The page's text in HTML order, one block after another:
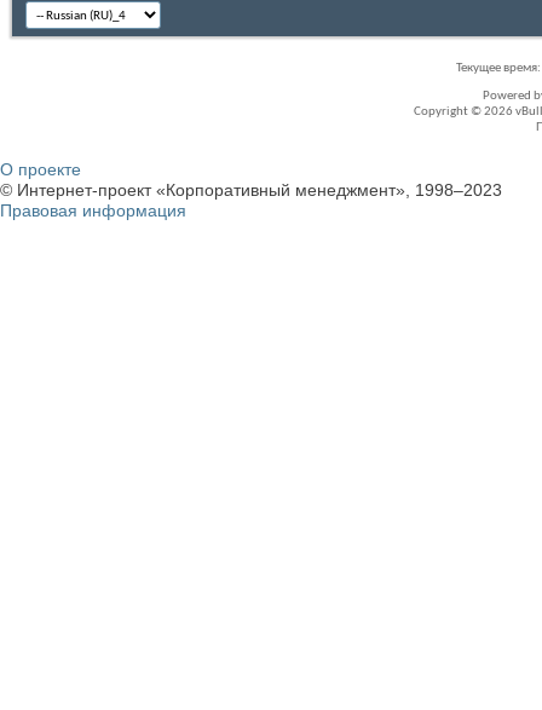
Текущее время:
Powered
Copyright © 2026
О проекте
© Интернет-проект «Корпоративный менеджмент», 1998–2023
Правовая информация